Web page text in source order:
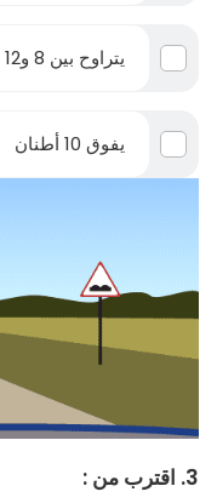
يتراوح بين 8 و12 طن
يفوق 10 أطنان
3. اقترب من :